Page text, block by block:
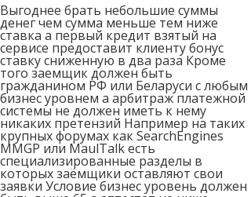
Выгоднее брать небольшие суммы
денег чем сумма меньше тем ниже
ставка а первый кредит взятый на
сервисе предоставит клиенту бонус
ставку сниженную в два раза Кроме
того заемщик должен быть
гражданином РФ или Беларуси с любым
бизнес уровнем а арбитраж платежной
системы не должен иметь к нему
никаких претензий Например на таких
крупных форумах как SearchEngines
MMGP или MaulTalk есть
специализированные разделы в
которых заёмщики оставляют свои
заявки Условие бизнес уровень должен